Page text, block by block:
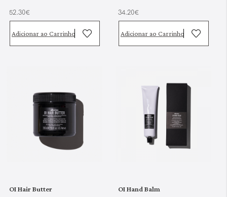
52.30€
Adicionar ao Carrinho
34.20€
Adicionar ao Carrinho
OI Hair Butter OI Hand Balm